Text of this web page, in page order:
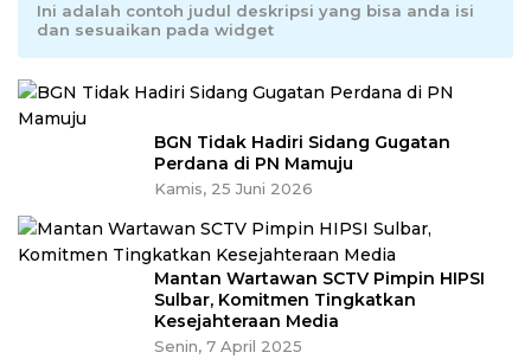
Ini adalah contoh judul deskripsi yang bisa anda isi
dan sesuaikan pada widget
BGN Tidak Hadiri Sidang Gugatan
Perdana di PN Mamuju
Kamis, 25 Juni 2026
Mantan Wartawan SCTV Pimpin HIPSI
Sulbar, Komitmen Tingkatkan
Kesejahteraan Media
Senin, 7 April 2025